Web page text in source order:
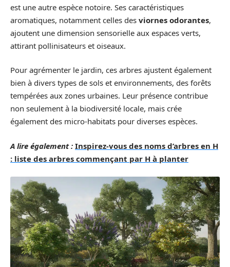
est une autre espèce notoire. Ses caractéristiques
aromatiques, notamment celles des viornes odorantes,
ajoutent une dimension sensorielle aux espaces verts,
attirant pollinisateurs et oiseaux.
Pour agrémenter le jardin, ces arbres ajustent également
bien à divers types de sols et environnements, des forêts
tempérées aux zones urbaines. Leur présence contribue
non seulement à la biodiversité locale, mais crée
également des micro-habitats pour diverses espèces.
A lire également : Inspirez-vous des noms d’arbres en H
: liste des arbres commençant par H à planter